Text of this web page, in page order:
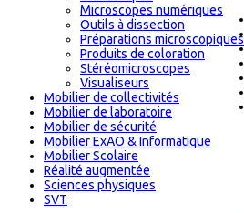
Microscopes numériques
Outils à dissection
Préparations microscopiques
Produits de coloration
Stéréomicroscopes
Visualiseurs
Mobilier de collectivités
Mobilier de laboratoire
Mobilier de sécurité
Mobilier ExAO & Informatique
Mobilier Scolaire
Réalité augmentée
Sciences physiques
SVT